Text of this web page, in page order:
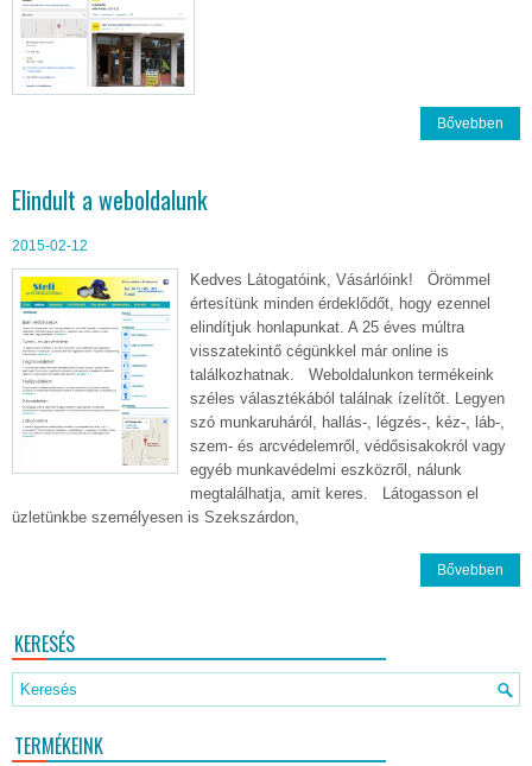
Bővebben
Elindult a weboldalunk
2015-02-12
Kedves Látogatóink, Vásárlóink! Örömmel
értesítünk minden érdeklődőt, hogy ezennel
elindítjuk honlapunkat. A 25 éves múltra
visszatekintő cégünkkel már online is
találkozhatnak. Weboldalunkon termékeink
széles választékából találnak ízelítőt. Legyen
szó munkaruháról, hallás-, légzés-, kéz-, láb-,
szem- és arcvédelemről, védősisakokról vagy
egyéb munkavédelmi eszközről, nálunk
megtalálhatja, amit keres. Látogasson el
üzletünkbe személyesen is Szekszárdon,
Bővebben
KERESÉS
TERMÉKEINK